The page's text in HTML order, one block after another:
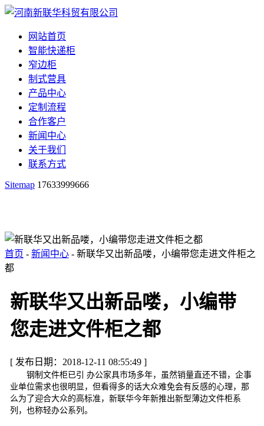
网站首页
智能快递柜
窄边柜
制式营具
产品中心
定制流程
合作客户
新闻中心
关于我们
联系方式
Sitemap 17633999666
首页 - 新闻中心 - 新联华又出新品喽，小编带您走进文件柜之
都
新联华又出新品喽，小编带
您走进文件柜之都
[ 发布日期：2018-12-11 08:55:49 ]
钢制文件柜已引 办公家具市场多年，虽然销量直还不错，企事
业单位需求也很明显，但看得多的话大众难免会有反感的心理，那
么为了迎合大众的高标准，新联华今年新推出新型薄边文件柜系
列，也称轻办公系列。